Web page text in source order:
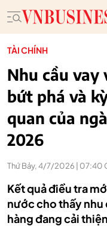
TÀI CHÍNH
Nhu cầu vay
bứt phá và
quan của
2026
Thứ Bảy, 4/7/2026 | 07:40
Kết quả điều tra
nước cho thấy nhu
hàng đang cải